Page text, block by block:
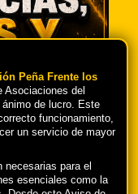
PARA
Peña Frente los
Asociaciones del
de lucro. Este
funcionamiento,
un servicio de mayor
para el
esenciales como la